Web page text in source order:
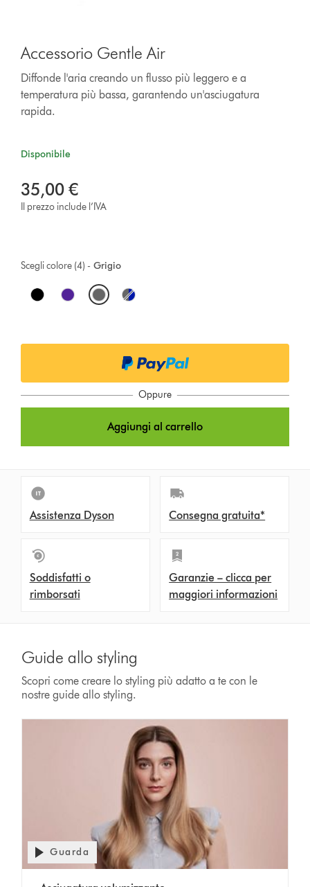
Accessorio Gentle Air
Diffonde l'aria creando un flusso più leggero e a
temperatura più bassa, garantendo un'asciugatura
rapida.
Disponibile
35,00 €
Il prezzo include l’IVA
Grigio
Scegli colore (4) -
O
t
o
s
Oppure
Aggiungi al carrello
Assistenza Dyson Consegna gratuita*
Soddisfatti o
rimborsati
Garanzie – clicca per
maggiori informazioni
Guide allo styling
Scopri come creare lo styling più adatto a te con le
nostre guide allo styling.
Guarda